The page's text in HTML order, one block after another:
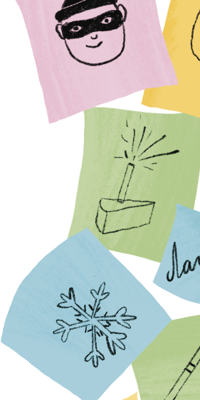
Поставщикам и партнёрам
partners@skuratovcoffee.ru
Предложить помещение в аренду:
rent@skuratovcoffee.ru
Для маркетинга и СМИ
marketing@skuratovcoffee.ru
Если вы хотите просто написать
hello@skuratovcoffee.ru